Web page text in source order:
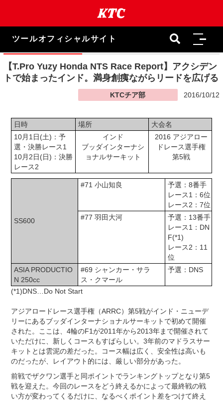
ま
キ
プ
ツールオフィシャルサイト
【T.Pro Yuzy Honda NTS Race Report】アクシデン
トで始まったインド。満身創痍ながらリードを広げる
KTCチア部 2016/10/12
日時 場所
大会名
10月1日(土)：予
選・決勝レース1
10月2日(日)：決勝
レース2
インド
ブッダインターナシ
ョナルサーキット
2016 アジアロー
ドレース選手権
第5戦
SS600
#71 小山知良
予選：8番手
レース1：6位
レース2：7位
#77 羽田大河
予選：13番手
レース1：DN
F(*1)
レース2：11
位
ASIA PRODUCTIO
N 250cc
#69 シャンカー・サラ
ス・クマール
予選：DNS
(*1)DNS…Do Not Start
アジアロードレース選手権（ARRC）第5戦がインド・ニューデ
リーにあるブッダインターナショナルサーキットで初めて開催
された。ここは、4輪のF1が2011年から2013年まで開催されて
いただけに、新しくコースもすばらしい。3年前のマドラスサー
キットとは雲泥の差だった。コース幅は広く、安全性は高いも
のだったが、レイアウト的には、厳しい部分があった。
前戦でザクワン選手と同ポイントでランキングトップとなり第5
戦を迎えた。今回のレースをどう終えるかによって最終戦の戦
い方が変わってくるだけに、なるべくポイント差をつけて終え